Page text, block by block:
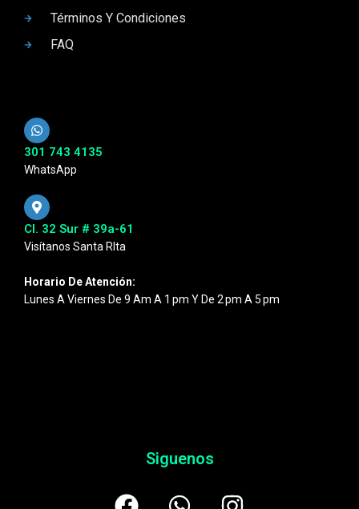
Términos Y Condiciones
FAQ
301 743 4135
WhatsApp
Cl. 32 Sur # 39a-61
Visítanos Santa RIta
Horario De Atención:
Lunes A Viernes De 9 Am A 1 Pm Y De 2 Pm A 5 Pm
Siguenos